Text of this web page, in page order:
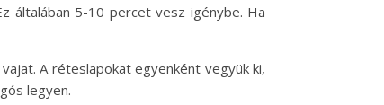
általában 5-10 percet vesz igénybe. Ha
A réteslapokat egyenként vegyük ki,
legyen.